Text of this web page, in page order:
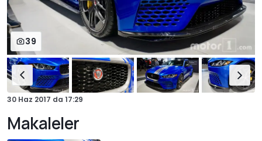
39
30 Haz 2017 da 17:29
Makaleler